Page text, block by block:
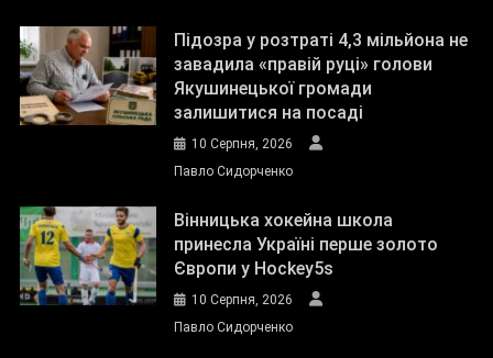
Підозра у розтраті 4,3 мільйона не
завадила «правій руці» голови
Якушинецької громади
залишитися на посаді
10 Серпня, 2026
Павло Сидорченко
Вінницька хокейна школа
принесла Україні перше золото
Європи у Hockey5s
10 Серпня, 2026
Павло Сидорченко